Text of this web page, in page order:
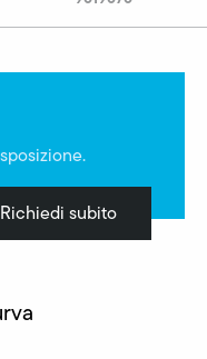
Richiedi subito